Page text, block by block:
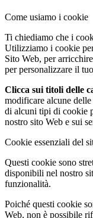
Come usiamo i cookie
Ti chiediamo che i
Utilizziamo i cookie
Sito Web, per
per personalizzare il
Clicca sui titoli delle
modificare alcune
di alcuni tipi di cookie
nostro sito Web e sui
Cookie essenziali del
Questi cookie sono
disponibili nel nostro
funzionalità.
Poiché questi cookie
Web, non è possibile